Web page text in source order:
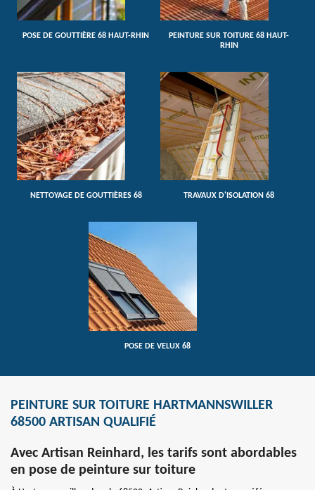
POSE DE GOUTTIÈRE 68 HAUT-RHIN
PEINTURE SUR TOITURE 68 HAUT-
RHIN
NETTOYAGE DE GOUTTIÈRES 68 TRAVAUX D'ISOLATION 68
POSE DE VELUX 68
PEINTURE SUR TOITURE HARTMANNSWILLER
68500 ARTISAN QUALIFIÉ
Avec Artisan Reinhard, les tarifs sont abordables
en pose de peinture sur toiture